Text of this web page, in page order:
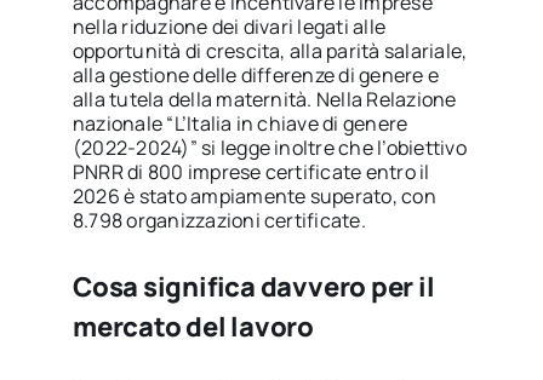
nella riduzione dei divari legati alle
opportunità di crescita, alla parità salariale,
alla gestione delle differenze di genere e
alla tutela della maternità. Nella Relazione
nazionale “L’Italia in chiave di genere
(2022-2024)” si legge inoltre che l’obiettivo
PNRR di 800 imprese certificate entro il
2026 è stato ampiamente superato, con
8.798 organizzazioni certificate.
Cosa significa davvero per il
mercato del lavoro